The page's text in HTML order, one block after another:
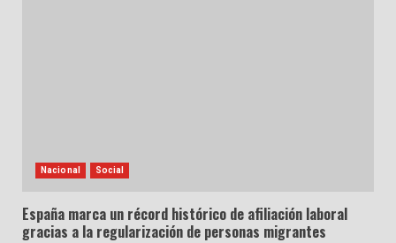
Nacional Social
España marca un récord histórico de afiliación laboral
gracias a la regularización de personas migrantes